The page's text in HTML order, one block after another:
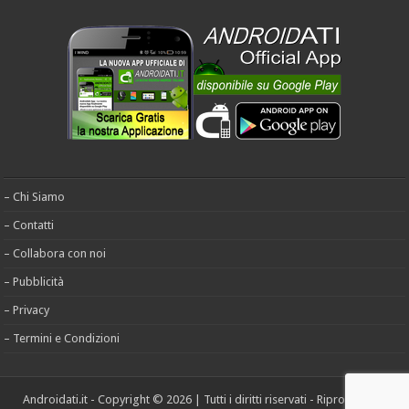
– Chi Siamo
– Contatti
– Collabora con noi
– Pubblicità
– Privacy
– Termini e Condizioni
Androidati.it - Copyright © 2026 | Tutti i diritti riservati - Riproduzione